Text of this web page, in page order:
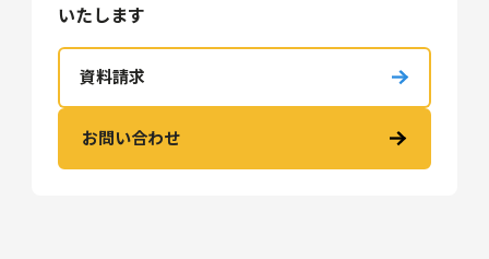
いたします
資料請求
お問い合わせ